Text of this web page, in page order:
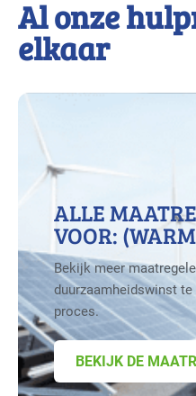
Al onze
elkaar
ALLE
VOOR:
Bekijk meer
duurzaamheidswinst
proces.
BEKIJK DE